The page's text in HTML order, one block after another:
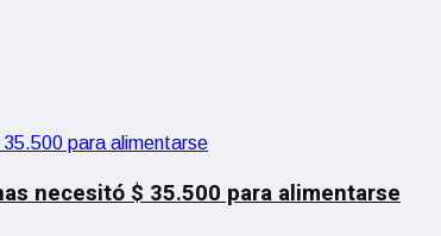
necesitó $ 35.500 para alimentarse